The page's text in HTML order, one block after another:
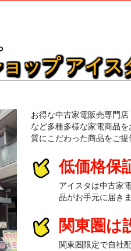
ップ アイス
お得な中古家電販売専門店
など多種多様な家電商品
質にこだわった商品をご提
低価格保
アイスタは中古家
品がお手元に届き
関東圏は
関東圏限定で自社